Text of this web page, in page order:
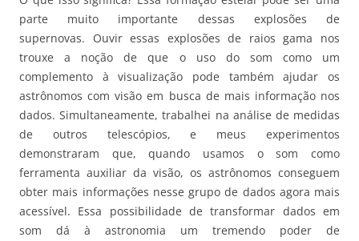
parte muito importante dessas explosões de
supernovas. Ouvir essas explosões de raios gama nos
trouxe a noção de que o uso do som como um
complemento à visualização pode também ajudar os
astrônomos com visão em busca de mais informação nos
dados. Simultaneamente, trabalhei na análise de medidas
de outros telescópios, e meus experimentos
demonstraram que, quando usamos o som como
ferramenta auxiliar da visão, os astrônomos conseguem
obter mais informações nesse grupo de dados agora mais
acessível. Essa possibilidade de transformar dados em
som dá à astronomia um tremendo poder de